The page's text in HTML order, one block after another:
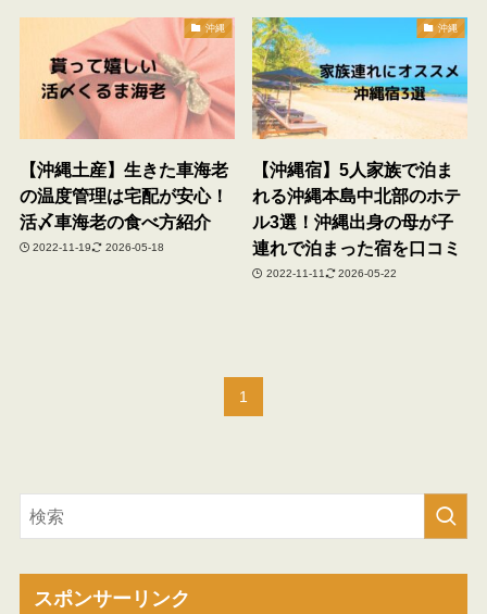
沖縄
【沖縄土産】生きた車海老
の温度管理は宅配が安心！
活〆車海老の食べ方紹介
2022-11-19 2026-05-18
沖縄
【沖縄宿】5人家族で泊ま
れる沖縄本島中北部のホテ
ル3選！沖縄出身の母が子
連れで泊まった宿を口コミ
2022-11-11 2026-05-22
1
スポンサーリンク